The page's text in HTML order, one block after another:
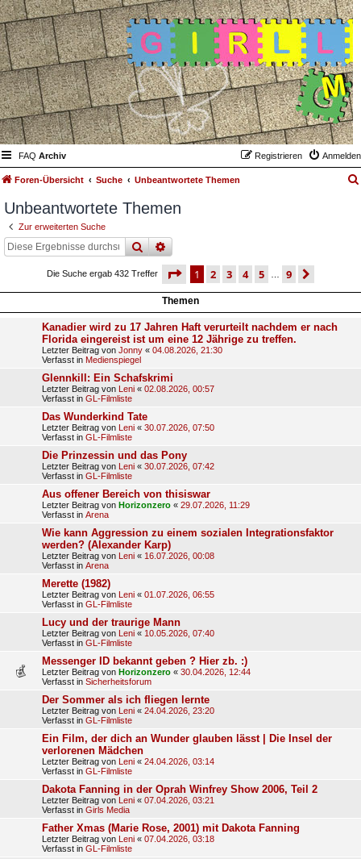
FAQ Archiv Anmelden
Registrieren
Foren-Übersicht Suche Unbeantwortete Themen
Unbeantwortete Themen
Zur erweiterten Suche
sucheerweiterte
Die Suche ergab 432 Treffer seite 1 von 9
1 2 3 4 5 9
Themen
Kanadier wird zu 17 Jahren Haft verurteilt nachdem er nach
Florida eingereist ist um eine 12 Jährige zu treffen.
Letzter Beitrag von Jonny « 04.08.2026, 21:30
Verfasst in Medienspiegel
Glennkill: Ein Schafskrimi
Letzter Beitrag von Leni « 02.08.2026, 00:57
Verfasst in GL-Filmliste
Das Wunderkind Tate
Letzter Beitrag von Leni « 30.07.2026, 07:50
Verfasst in GL-Filmliste
Die Prinzessin und das Pony
Letzter Beitrag von Leni « 30.07.2026, 07:42
Verfasst in GL-Filmliste
Aus offener Bereich von thisiswar
Letzter Beitrag von Horizonzero « 29.07.2026, 11:29
Verfasst in Arena
Wie kann Aggression zu einem sozialen Integrationsfaktor
werden? (Alexander Karp)
Letzter Beitrag von Leni « 16.07.2026, 00:08
Verfasst in Arena
Merette (1982)
Letzter Beitrag von Leni « 01.07.2026, 06:55
Verfasst in GL-Filmliste
Lucy und der traurige Mann
Letzter Beitrag von Leni « 10.05.2026, 07:40
Verfasst in GL-Filmliste
Messenger ID bekannt geben ? Hier zb. :)
Letzter Beitrag von Horizonzero « 30.04.2026, 12:44
Verfasst in Sicherheitsforum
Der Sommer als ich fliegen lernte
Letzter Beitrag von Leni « 24.04.2026, 23:20
Verfasst in GL-Filmliste
Ein Film, der dich an Wunder glauben lässt | Die Insel der
verlorenen Mädchen
Letzter Beitrag von Leni « 24.04.2026, 03:14
Verfasst in GL-Filmliste
Dakota Fanning in der Oprah Winfrey Show 2006, Teil 2
Letzter Beitrag von Leni « 07.04.2026, 03:21
Verfasst in Girls Media
Father Xmas (Marie Rose, 2001) mit Dakota Fanning
Letzter Beitrag von Leni « 07.04.2026, 03:18
Verfasst in GL-Filmliste